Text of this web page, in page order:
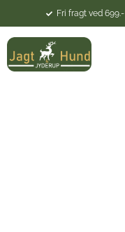
Fri fragt ved 699.-